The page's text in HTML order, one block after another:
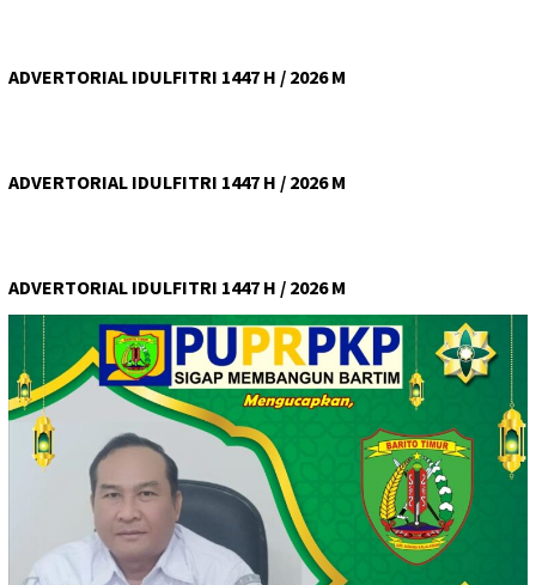
ADVERTORIAL IDULFITRI 1447 H / 2026 M
ADVERTORIAL IDULFITRI 1447 H / 2026 M
ADVERTORIAL IDULFITRI 1447 H / 2026 M